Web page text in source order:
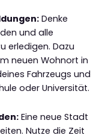
Denke
und alle
erledigen. Dazu
neuen Wohnort in
Fahrzeugs und
oder Universität.
Eine neue Stadt
Nutze die Zeit